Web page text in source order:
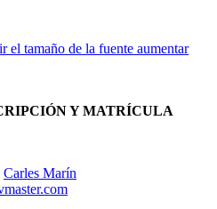
el tamaño de la fuente aumentar
Y MATRÍCULA
Carles Marín